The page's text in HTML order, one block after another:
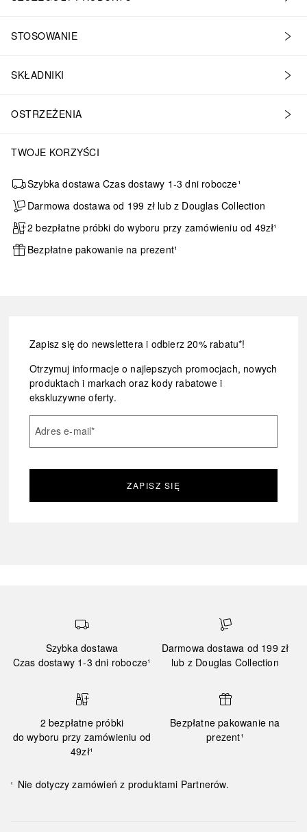
STOSOWANIE
SKŁADNIKI
OSTRZEŻENIA
TWOJE KORZYŚCI
Szybka dostawa Czas dostawy 1-3 dni robocze¹
Darmowa dostawa od 199 zł lub z Douglas Collection
2 bezpłatne próbki do wyboru przy zamówieniu od 49zł¹
Bezpłatne pakowanie na prezent¹
Zapisz się do newslettera i odbierz 20% rabatu*!
Otrzymuj informacje o najlepszych promocjach, nowych
produktach i markach oraz kody rabatowe i
ekskluzywne oferty.
Adres e-mail*
ZAPISZ SIĘ
Szybka dostawa
Czas dostawy 1-3 dni robocze¹
Darmowa dostawa od 199 zł
lub z Douglas Collection
2 bezpłatne próbki
do wyboru przy zamówieniu od
49zł¹
Bezpłatne pakowanie na
prezent¹
¹ Nie dotyczy zamówień z produktami Partnerów.